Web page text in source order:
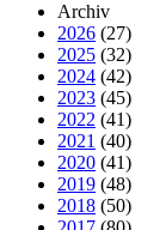
Archiv
2026 (27)
2025 (32)
2024 (42)
2023 (45)
2022 (41)
2021 (40)
2020 (41)
2019 (48)
2018 (50)